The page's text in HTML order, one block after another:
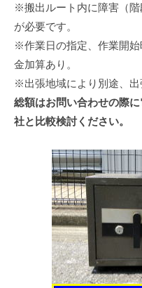
※搬出ルート内に障害（
が必要です。
※作業日の指定、作業開
金加算あり。
※出張地域により別途、出
総額はお問い合わせの際
社と比較検討ください。